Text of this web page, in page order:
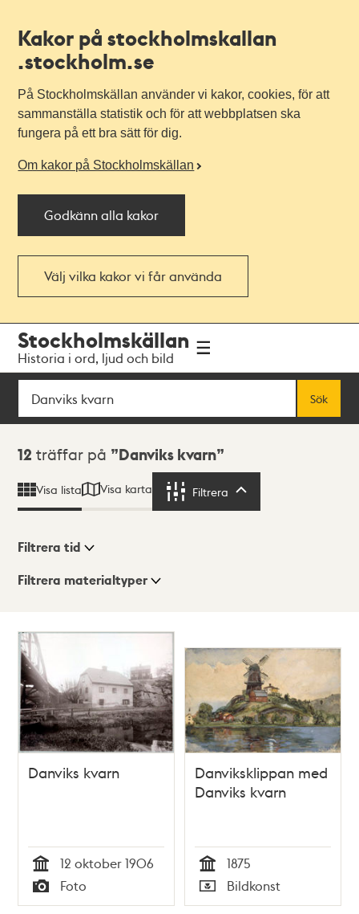
Kakor på stockholmskallan
.stockholm.se
På Stockholmskällan använder vi kakor, cookies, för att
sammanställa statistik och för att webbplatsen ska
fungera på ett bra sätt för dig.
Om kakor på Stockholmskällan
Godkänn alla kakor
Välj vilka kakor vi får använda
navigationen
huvudinnehållet
Stockholmskällan
Historia i ord, ljud och bild
Sök
Sök
Sökresultat
12 träffar på Danviks kvarn
Visa lista Visa karta Filtrera
Visningsläge
Lista
Filtrera tid
Filtrera materialtyper
träffar
Danviks kvarn
Tid
12 oktober 1906
Typ
Foto
Danviksklippan med
Danviks kvarn
Tid
1875
Typ
Bildkonst